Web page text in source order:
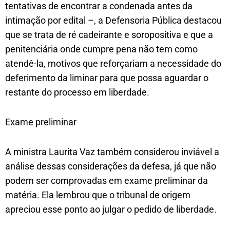
tentativas de encontrar a condenada antes da
intimação por edital –, a Defensoria Pública destacou
que se trata de ré cadeirante e soropositiva e que a
penitenciária onde cumpre pena não tem como
atendê-la, motivos que reforçariam a necessidade do
deferimento da liminar para que possa aguardar o
restante do processo em liberdade.
Exame preliminar
A ministra Laurita Vaz também considerou inviável a
análise dessas considerações da defesa, já que não
podem ser comprovadas em exame preliminar da
matéria. Ela lembrou que o tribunal de origem
apreciou esse ponto ao julgar o pedido de liberdade.